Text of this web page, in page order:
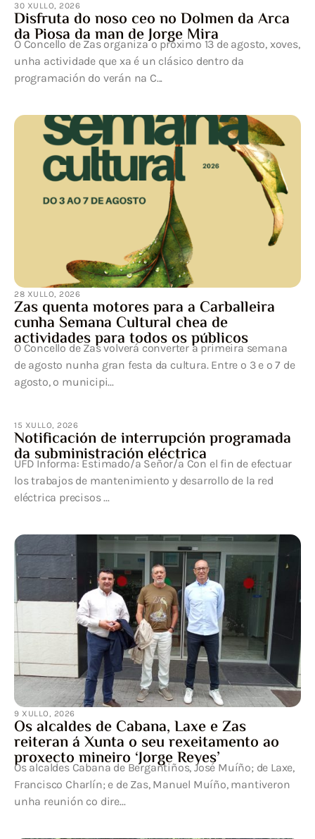
30 XULLO, 2026
Disfruta do noso ceo no Dolmen da Arca
da Piosa da man de Jorge Mira
O Concello de Zas organiza o próximo 13 de agosto, xoves,
unha actividade que xa é un clásico dentro da
programación do verán na C...
28 XULLO, 2026
Zas quenta motores para a Carballeira
cunha Semana Cultural chea de
actividades para todos os públicos
O Concello de Zas volverá converter a primeira semana
de agosto nunha gran festa da cultura. Entre o 3 e o 7 de
agosto, o municipi...
15 XULLO, 2026
Notificación de interrupción programada
da subministración eléctrica
UFD Informa: Estimado/a Señor/a Con el fin de efectuar
los trabajos de mantenimiento y desarrollo de la red
eléctrica precisos ...
9 XULLO, 2026
Os alcaldes de Cabana, Laxe e Zas
reiteran á Xunta o seu rexeitamento ao
proxecto mineiro ‘Jorge Reyes’
Os alcaldes Cabana de Bergantiños, José Muíño; de Laxe,
Francisco Charlín; e de Zas, Manuel Muíño, mantiveron
unha reunión co dire...